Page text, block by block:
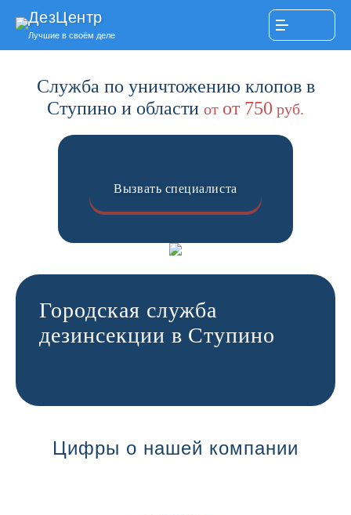
ДезЦентр
Лучшие в своём деле
Служба по уничтожению клопов в
Ступино и области от от 750 руб.
Вызвать специалиста
Городская служба
дезинсекции в Ступино
Цифры о нашей компании